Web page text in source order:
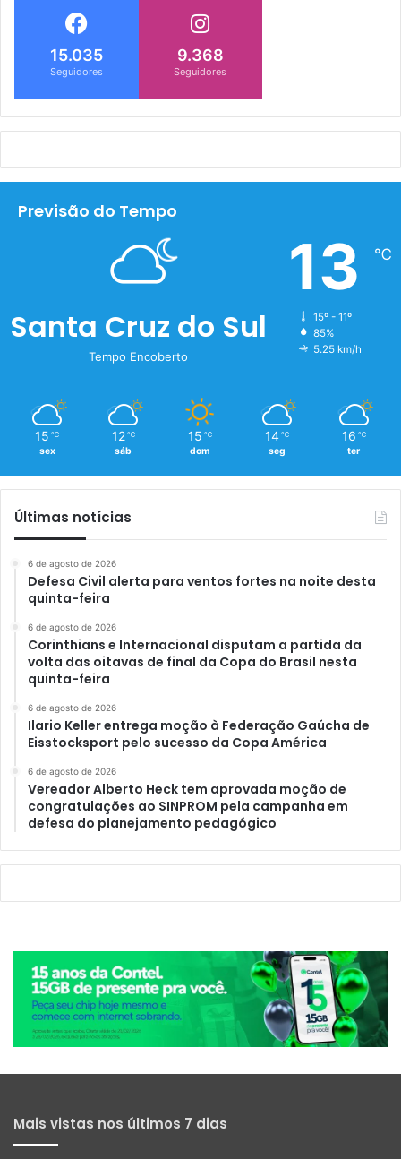
15.035
Seguidores
9.368
Seguidores
Previsão do Tempo
Santa Cruz do Sul
Tempo Encoberto
13 ℃
15º - 11º
85%
5.25 km/h
15 ℃
sex
12 ℃
sáb
15 ℃
dom
14 ℃
seg
16 ℃
ter
Últimas notícias
6 de agosto de 2026
Defesa Civil alerta para ventos fortes na noite desta
quinta-feira
6 de agosto de 2026
Corinthians e Internacional disputam a partida da
volta das oitavas de final da Copa do Brasil nesta
quinta-feira
6 de agosto de 2026
Ilario Keller entrega moção à Federação Gaúcha de
Eisstocksport pelo sucesso da Copa América
6 de agosto de 2026
Vereador Alberto Heck tem aprovada moção de
congratulações ao SINPROM pela campanha em
defesa do planejamento pedagógico
Mais vistas nos últimos 7 dias